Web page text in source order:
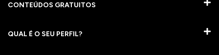
CONTEÚDOS GRATUITOS
QUAL É O SEU PERFIL?